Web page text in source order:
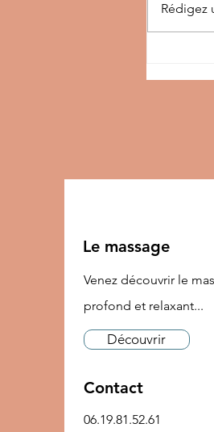
Rédigez
Le massage
Venez découvrir le
profond et relaxant...
Découvrir
Contact
06.19.81.52.61